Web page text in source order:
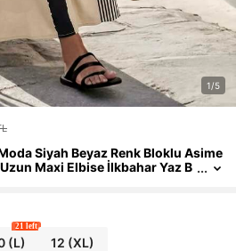
1/5
Siyah Beyaz Renk Bloklu Asime
Maxi Elbise İlkbahar Yaz B
(L)
21 left
12 (XL)